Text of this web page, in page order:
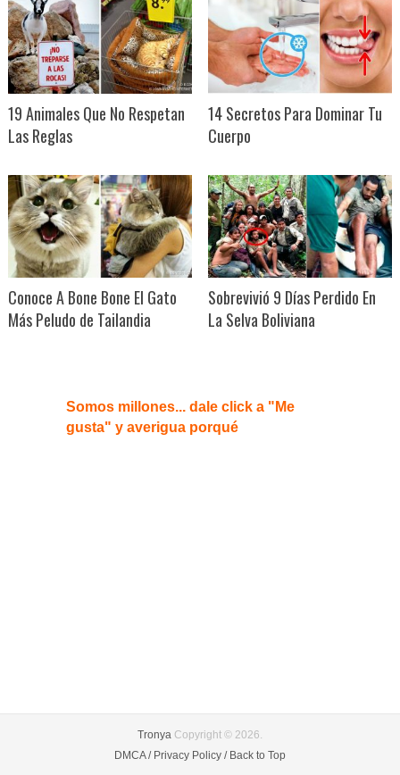
19 Animales Que No Respetan
Las Reglas
14 Secretos Para Dominar Tu
Cuerpo
Conoce A Bone Bone El Gato
Más Peludo de Tailandia
Sobrevivió 9 Días Perdido En
La Selva Boliviana
Somos millones... dale click a "Me
gusta" y averigua porqué
TronyaCopyright © 2026.
DMCA / Privacy Policy / Back to Top